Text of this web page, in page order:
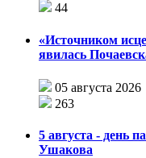
44
«Источником
явилась
05 августа 2026
263
5 августа - день
Ушакова